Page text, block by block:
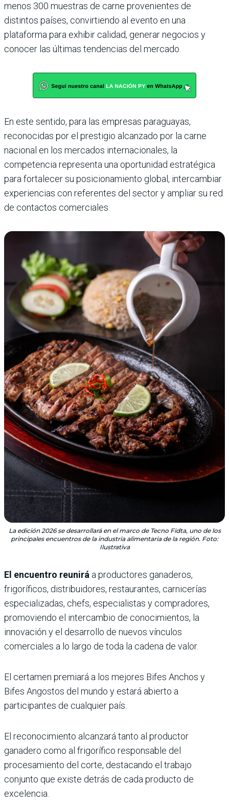
menos 300 muestras de carne provenientes de
distintos países, convirtiendo al evento en una
plataforma para exhibir calidad, generar negocios y
conocer las últimas tendencias del mercado.
En este sentido, para las empresas paraguayas,
reconocidas por el prestigio alcanzado por la carne
nacional en los mercados internacionales, la
competencia representa una oportunidad estratégica
para fortalecer su posicionamiento global, intercambiar
experiencias con referentes del sector y ampliar su red
de contactos comerciales.
La edición 2026 se desarrollará en el marco de Tecno Fidta, uno de los
principales encuentros de la industria alimentaria de la región. Foto:
Ilustrativa
El encuentro reunirá a productores ganaderos,
frigoríficos, distribuidores, restaurantes, carnicerías
especializadas, chefs, especialistas y compradores,
promoviendo el intercambio de conocimientos, la
innovación y el desarrollo de nuevos vínculos
comerciales a lo largo de toda la cadena de valor.
El certamen premiará a los mejores Bifes Anchos y
Bifes Angostos del mundo y estará abierto a
participantes de cualquier país.
El reconocimiento alcanzará tanto al productor
ganadero como al frigorífico responsable del
procesamiento del corte, destacando el trabajo
conjunto que existe detrás de cada producto de
excelencia.